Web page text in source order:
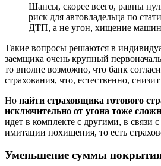
Шансы, скорее всего, равны
риск для автовладельца по
ДТП, а не угон, хищение
Такие вопросы решаются в
заемщика очень крупный
то вполне возможно, что банк
страхования, что, естественно,
Но найти страховщика готового
исключительно от угона тоже
идет в комплекте с другими, в связи
имитации похищения, то есть
Уменьшение суммы